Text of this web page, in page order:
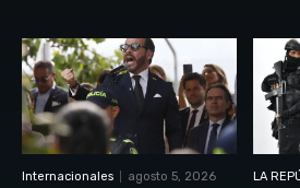
Internacionales agosto 5, 2026 LA